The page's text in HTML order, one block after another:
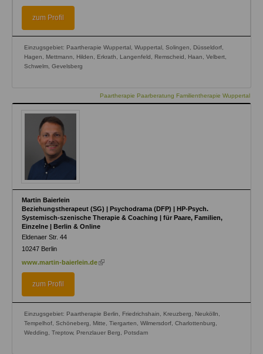
zum Profil
Einzugsgebiet: Paartherapie Wuppertal, Wuppertal, Solingen, Düsseldorf,
Hagen, Mettmann, Hilden, Erkrath, Langenfeld, Remscheid, Haan, Velbert,
Schwelm, Gevelsberg
Paartherapie Paarberatung Familientherapie Wuppertal
Martin Baierlein
Beziehungstherapeut (SG) | Psychodrama (DFP) | HP-Psych.
Systemisch-szenische Therapie & Coaching | für Paare, Familien,
Einzelne | Berlin & Online
Eldenaer Str. 44
10247 Berlin
www.martin-baierlein.de (link
zum Profil
Einzugsgebiet: Paartherapie Berlin, Friedrichshain, Kreuzberg, Neukölln,
Tempelhof, Schöneberg, Mitte, Tiergarten, Wilmersdorf, Charlottenburg,
Wedding, Treptow, Prenzlauer Berg, Potsdam